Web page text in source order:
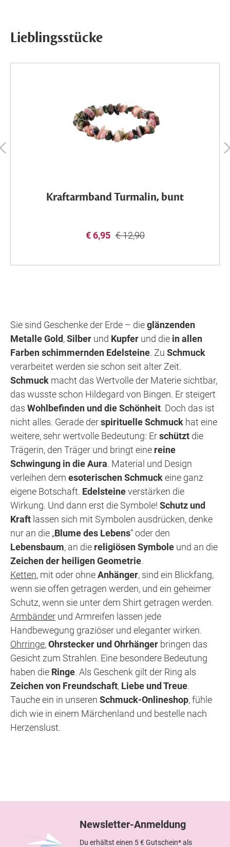
Lieblingsstücke
Kraftarmband Turmalin, bunt
€ 6,95 € 12,90
Sie sind Geschenke der Erde – dieglänzenden
Metalle Gold,Silber und Kupfer und die in allen
Farben schimmernden Edelsteine. Zu Schmuck
verarbeitet werden sie schon seit alter Zeit.
Schmuck macht das Wertvolle der Materie sichtbar,
das wusste schon Hildegard von Bingen. Er steigert
das Wohlbefinden und die Schönheit. Doch das ist
nicht alles. Gerade derspirituelle Schmuck hat eine
weitere, sehr wertvolle Bedeutung: Erschützt die
Trägerin, den Träger und bringt eine reine
Schwingung in die Aura. Material und Design
verleihen dem esoterischen Schmuckeine ganz
eigene Botschaft. Edelsteineverstärken die
Wirkung. Und dann erst die Symbole! Schutz und
Kraft lassen sich mit Symbolen ausdrücken, denke
nur an die „Blume des Lebens“ oder den
Lebensbaum, an die religiösen Symbole und an die
Zeichen der heiligen Geometrie.
Ketten, mit oder ohneAnhänger, sind ein Blickfang,
wenn sie offen getragen werden, und ein geheimer
Schutz, wenn sie unter dem Shirt getragen werden.
Armbänder und Armreifen lassen jede
Handbewegung graziöser und eleganter wirken.
Ohrringe,Ohrstecker und Ohrhänger bringen das
Gesicht zum Strahlen. Eine besondere Bedeutung
haben die Ringe. Als Geschenk gilt der Ring als
Zeichen von Freundschaft, Liebe und Treue.
Tauche ein in unseren Schmuck-Onlineshop, fühle
dich wie in einem Märchenland und bestelle nach
Herzenslust.
Newsletter-Anmeldung
Du erhältst einen 5 € Gutschein* als